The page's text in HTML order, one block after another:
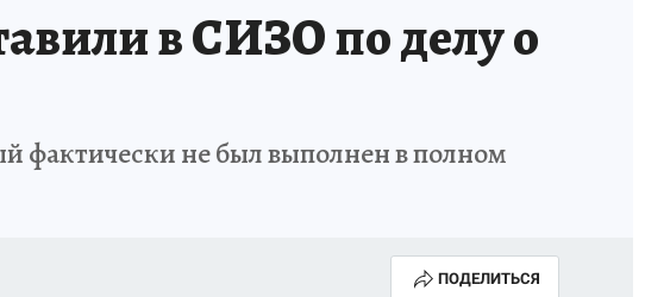
в СИЗО по делу о
фактически не был выполнен в полном
ПОДЕЛИТЬСЯ